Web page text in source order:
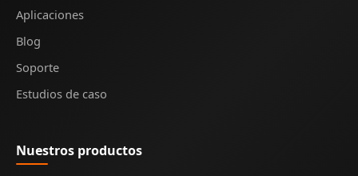
Aplicaciones
Blog
Soporte
Estudios de caso
Nuestros productos